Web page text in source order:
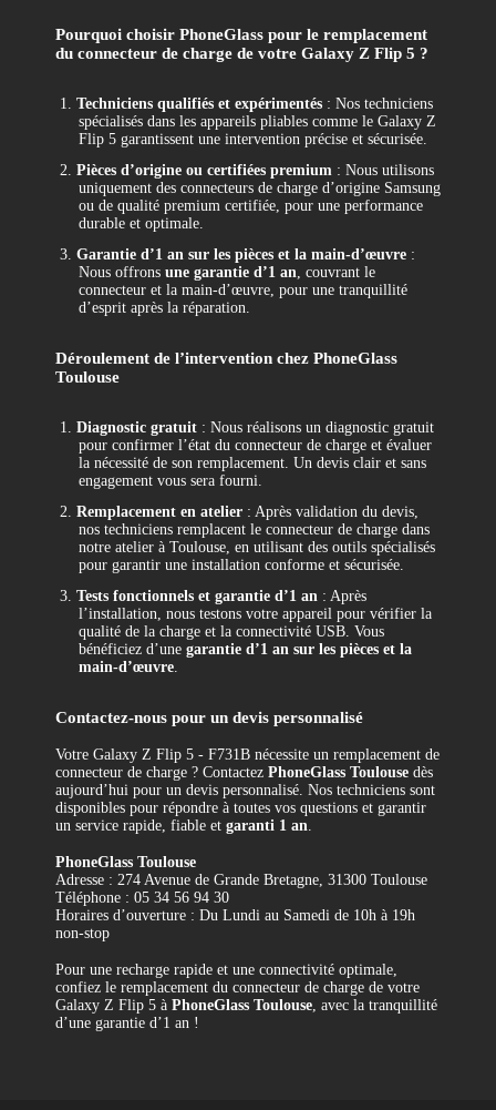
Pourquoi choisir PhoneGlass pour le remplacement
du connecteur de charge de votre Galaxy Z Flip 5 ?
1. Techniciens qualifiés et expérimentés : Nos techniciens
spécialisés dans les appareils pliables comme le Galaxy Z
Flip 5 garantissent une intervention précise et sécurisée.
2. Pièces d’origine ou certifiées premium : Nous utilisons
uniquement des connecteurs de charge d’origine Samsung
ou de qualité premium certifiée, pour une performance
durable et optimale.
3. Garantie d’1 an sur les pièces et la main-d’œuvre :
Nous offrons une garantie d’1 an, couvrant le
connecteur et la main-d’œuvre, pour une tranquillité
d’esprit après la réparation.
Déroulement de l’intervention chez PhoneGlass
Toulouse
1. Diagnostic gratuit : Nous réalisons un diagnostic gratuit
pour confirmer l’état du connecteur de charge et évaluer
la nécessité de son remplacement. Un devis clair et sans
engagement vous sera fourni.
2. Remplacement en atelier : Après validation du devis,
nos techniciens remplacent le connecteur de charge dans
notre atelier à Toulouse, en utilisant des outils spécialisés
pour garantir une installation conforme et sécurisée.
3. Tests fonctionnels et garantie d’1 an : Après
l’installation, nous testons votre appareil pour vérifier la
qualité de la charge et la connectivité USB. Vous
bénéficiez d’une garantie d’1 an sur les pièces et la
main-d’œuvre.
Contactez-nous pour un devis personnalisé
Votre Galaxy Z Flip 5 - F731B nécessite un remplacement de
connecteur de charge ? Contactez PhoneGlass Toulouse dès
aujourd’hui pour un devis personnalisé. Nos techniciens sont
disponibles pour répondre à toutes vos questions et garantir
un service rapide, fiable et garanti 1 an.
PhoneGlass Toulouse
Adresse : 274 Avenue de Grande Bretagne, 31300 Toulouse
Téléphone : 05 34 56 94 30
Horaires d’ouverture : Du Lundi au Samedi de 10h à 19h
non-stop
Pour une recharge rapide et une connectivité optimale,
confiez le remplacement du connecteur de charge de votre
Galaxy Z Flip 5 à PhoneGlass Toulouse, avec la tranquillité
d’une garantie d’1 an !